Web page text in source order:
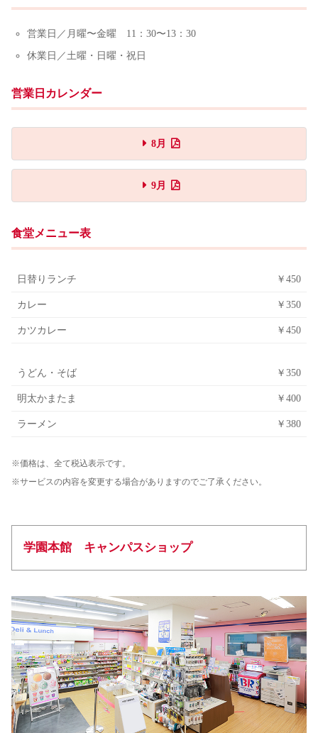
営業日／月曜〜金曜 11：30〜13：30
休業日／土曜・日曜・祝日
営業日カレンダー
8月
9月
食堂メニュー表
日替りランチ ￥450
カレー ￥350
カツカレー ￥450
うどん・そば ￥350
明太かまたま ￥400
ラーメン ￥380
※価格は、全て税込表示です。
※サービスの内容を変更する場合がありますのでご了承ください。
学園本館 キャンパスショップ